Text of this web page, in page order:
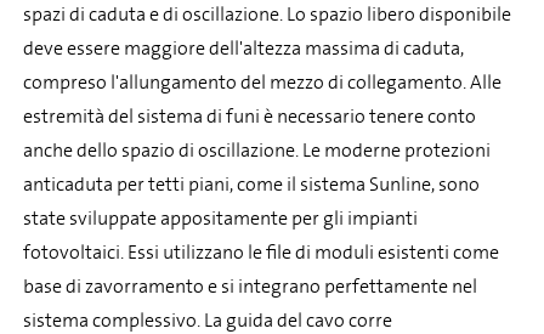
spazi di caduta e di oscillazione. Lo spazio libero disponibile
deve essere maggiore dell'altezza massima di caduta,
compreso l'allungamento del mezzo di collegamento. Alle
estremità del sistema di funi è necessario tenere conto
anche dello spazio di oscillazione. Le moderne protezioni
anticaduta per tetti piani, come il sistema Sunline, sono
state sviluppate appositamente per gli impianti
fotovoltaici. Essi utilizzano le file di moduli esistenti come
base di zavorramento e si integrano perfettamente nel
sistema complessivo. La guida del cavo corre